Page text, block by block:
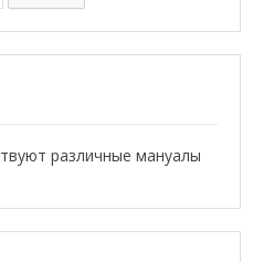
различные мануалы